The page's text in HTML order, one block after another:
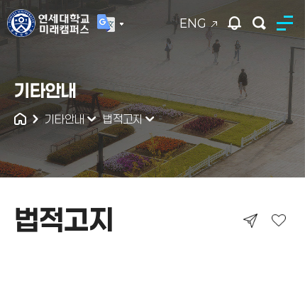
ENG
연세대학교
통합검색
기타안내
기타안내 법적고지
법적고지